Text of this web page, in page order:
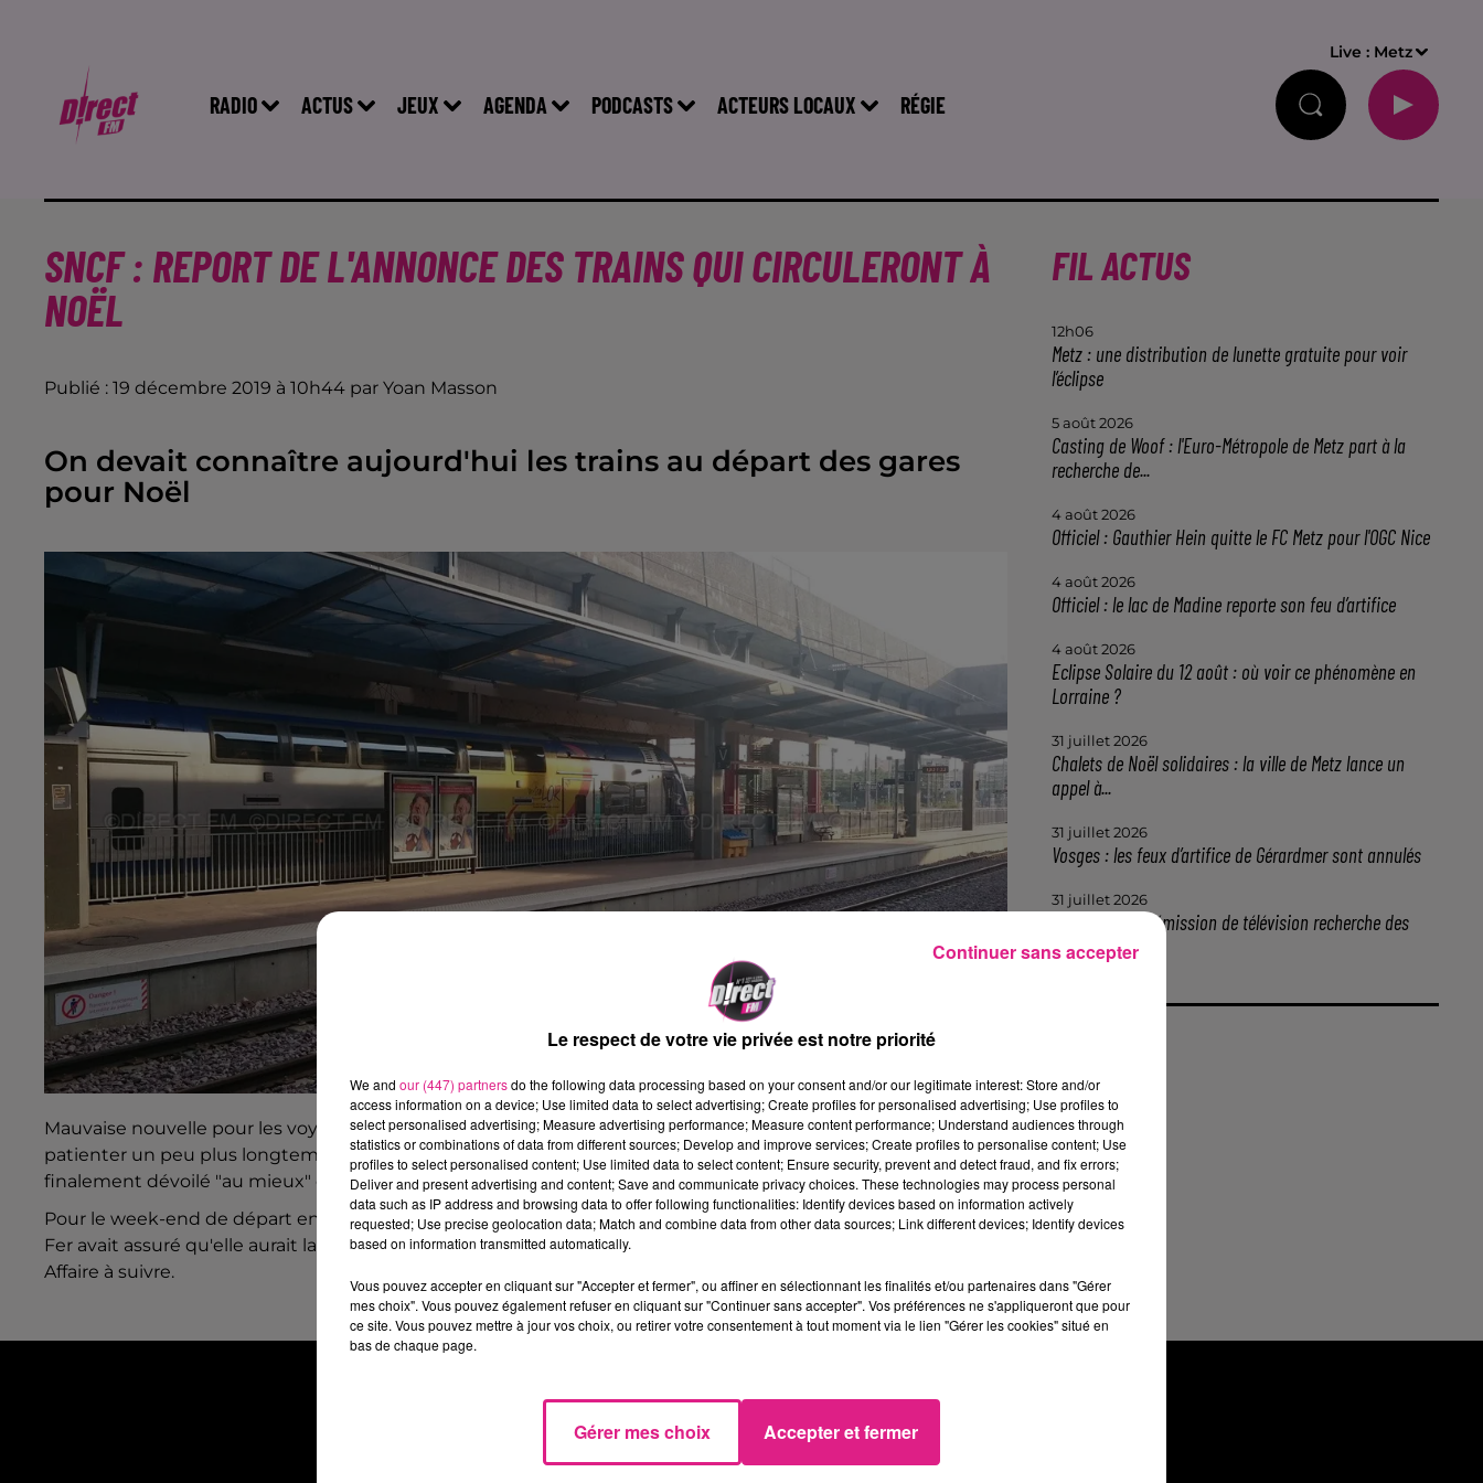
RADIO ACTUS JEUX AGENDA PODCASTS ACTEURS LOCAUX RÉGIE
Live : Metz
SNCF : REPORT DE L'ANNONCE DES TRAINS QUI CIRCULERONT À
NOËL
Publié : 19 décembre 2019 à 10h44 par Yoan Masson
On devait connaître aujourd'hui les trains au départ des gares
pour Noël
Mauvaise nouvelle pour les voyageurs qui s'inquiètent pour leurs trains du24,25ou26décembre. Ils devront
patienter un peu plus longtemps que prévu. Le plan de circulation, censé être annoncé aujourd'hui, sera
finalement dévoilé "au mieux" demain.
Pour le week-end de départ en vacances de Noël jusqu'au dimanche 22, la Société Nationale de Chemin de
Fer avait assuré qu'elle aurait la capacité de transporter tous les passagers ayant déjà réservé un billet de TGV.
Affaire à suivre.
FIL ACTUS
12h06
Metz : une distribution de lunette gratuite pour voir
l’éclipse
5 août 2026
Casting de Woof : l'Euro-Métropole de Metz part à la
recherche de...
4 août 2026
Officiel : Gauthier Hein quitte le FC Metz pour l'OGC Nice
4 août 2026
Officiel : le lac de Madine reporte son feu d’artifice
4 août 2026
Eclipse Solaire du 12 août : où voir ce phénomène en
Lorraine ?
31 juillet 2026
Chalets de Noël solidaires : la ville de Metz lance un
appel à...
31 juillet 2026
Vosges : les feux d’artifice de Gérardmer sont annulés
31 juillet 2026
Insolite : cette émission de télévision recherche des
candidats...
Le respect de votre vie privée est notre priorité
We and our (447) partnersdo the following data processing based on your consent and/or our legitimate interest: Store and/or
access information on a device; Use limited data to select advertising; Create profiles for personalised advertising; Use profiles to
select personalised advertising; Measure advertising performance; Measure content performance; Understand audiences through
statistics or combinations of data from different sources; Develop and improve services; Create profiles to personalise content; Use
profiles to select personalised content; Use limited data to select content; Ensure security, prevent and detect fraud, and fix errors;
Deliver and present advertising and content; Save and communicate privacy choices. These technologies may process personal
data such as IP address and browsing data to offer following functionalities: Identify devices based on information actively
requested; Use precise geolocation data; Match and combine data from other data sources; Link different devices; Identify devices
based on information transmitted automatically.
Vous pouvez accepter en cliquant sur "Accepter et fermer", ou affiner en sélectionnant les finalités et/ou partenaires dans "Gérer
mes choix". Vous pouvez également refuser en cliquant sur "Continuer sans accepter". Vos préférences ne s'appliqueront que pour
ce site. Vous pouvez mettre à jour vos choix, ou retirer votre consentement à tout moment via le lien "Gérer les cookies" situé en
bas de chaque page.
Gérer mes choix Accepter et fermer
Continuer sans accepter